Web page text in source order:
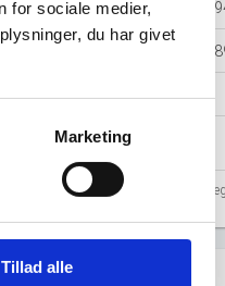
for sociale medier,
du har givet
Marketing
Tillad alle
97,2 95,7
1.185,9 714,0
- -
-
Vi anbefaler at krydstjekke